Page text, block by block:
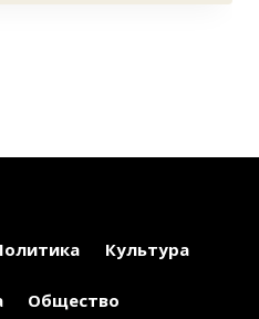
Культура
Общество